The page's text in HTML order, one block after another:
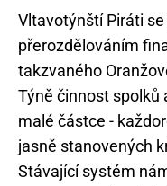
Vltavotýnští Piráti
přerozdělováním
takzvaného
Týně činnost spolků
malé částce -
jasně stanovených
Stávající systém